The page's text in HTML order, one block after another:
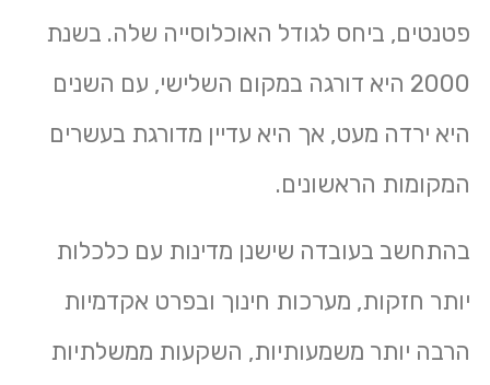
פטנטים, ביחס לגודל האוכלוסייה שלה. בשנת
2000 היא דורגה במקום השלישי, עם השנים
היא ירדה מעט, אך היא עדיין מדורגת בעשרים
המקומות הראשונים.
בהתחשב בעובדה שישנן מדינות עם כלכלות
יותר חזקות, מערכות חינוך ובפרט אקדמיות
הרבה יותר משמעותיות, השקעות ממשלתיות